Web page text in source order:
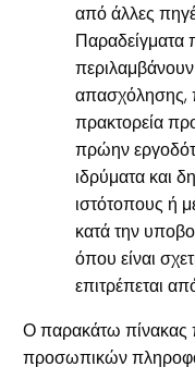
από άλλες
Παραδείγματα
απασχόλησης,
πρακτορεία
πρώην
ιδρύματα και
ιστότοπους ή
κατά την
όπου είναι
επιτρέπεται
Ο παρακάτω πίνακας
προσωπικών